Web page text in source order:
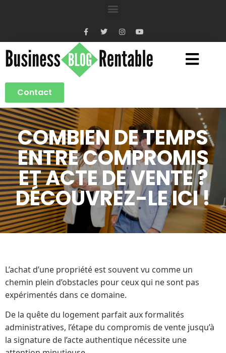
Contact
COMBIEN DE TEMPS
ENTRE COMPROMIS
ET ACTE DE VENTE ?
DÉCOUVREZ-LE ICI !
L’achat d’une propriété est souvent vu comme un
chemin plein d’obstacles pour ceux qui ne sont pas
expérimentés dans ce domaine.
De la quête du logement parfait aux formalités
administratives, l’étape du compromis de vente jusqu’à
la signature de l’acte authentique nécessite une